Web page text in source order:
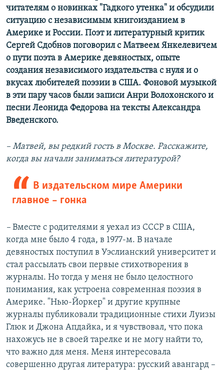
читателям о новинках "Гадкого утенка" и обсудили
ситуацию с независимым книгоизданием в
Америке и России. Поэт и литературный критик
Сергей Сдобнов поговорил с Матвеем Янкелевичем
о пути поэта в Америке девяностых, опыте
создания независимого издательства с нуля и о
вкусах любителей поэзии в США. Фоновой музыкой
в эти пару часов были записи Анри Волохонского и
песни Леонида Федорова на тексты Александра
Введенского.
– Матвей, вы редкий гость в Москве. Расскажите,
когда вы начали заниматься литературой?
В издательском мире Америки
главное – гонка
– Вместе с родителями я уехал из СССР в США,
когда мне было 4 года, в 1977-м. В начале
девяностых поступил в Уэслианский университет и
стал рассылать свои первые стихотворения в
журналы. Но тогда у меня не было целостного
понимания, как устроена современная поэзия в
Америке. "Нью-Йоркер" и другие крупные
журналы публиковали традиционные стихи Луизы
Глюк и Джона Апдайка, и я чувствовал, что пока
нахожусь не в своей тарелке и не могу найти то,
что важно для меня. Меня интересовала
совершенно другая литература: русский авангард –